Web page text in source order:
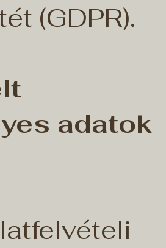
(GDPR).
adatok